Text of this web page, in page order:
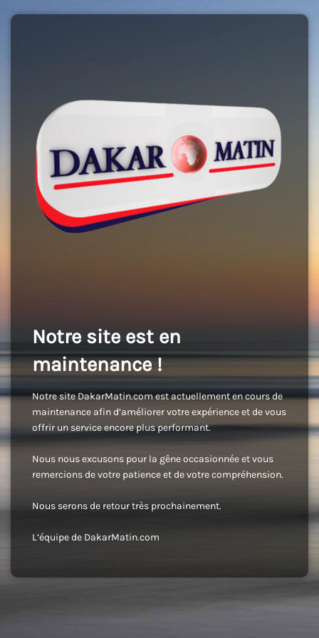
Notre site est en
maintenance !
Notre site DakarMatin.com est actuellement en cours de
maintenance afin d’améliorer votre expérience et de vous
offrir un service encore plus performant.
Nous nous excusons pour la gêne occasionnée et vous
remercions de votre patience et de votre compréhension.
Nous serons de retour très prochainement.
L’équipe de DakarMatin.com